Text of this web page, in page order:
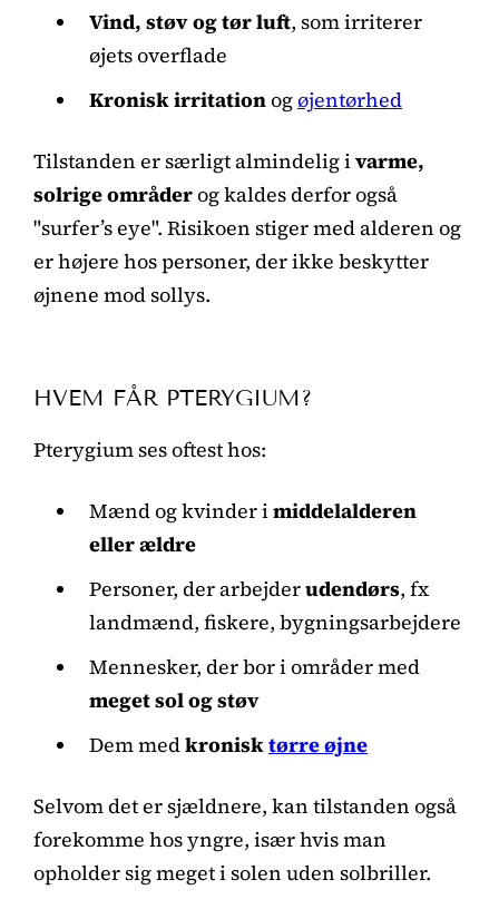
Vind, støv og tør luft, som irriterer
øjets overflade
Kronisk irritationogøjentørhed
Tilstanden er særligt almindelig ivarme,
solrige områderog kaldes derfor også
"surfer’s eye". Risikoen stiger med alderen og
er højere hos personer, der ikke beskytter
øjnene mod sollys.
HVEM FÅR PTERYGIUM?
Pterygium ses oftest hos:
Mænd og kvinder imiddelalderen
eller ældre
Personer, der arbejderudendørs, fx
landmænd, fiskere, bygningsarbejdere
Mennesker, der bor i områder med
meget sol og støv
Dem medkronisktørre øjne
Selvom det er sjældnere, kan tilstanden også
forekomme hos yngre, især hvis man
opholder sig meget i solen uden solbriller.